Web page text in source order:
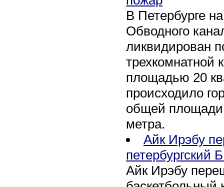
В Петербурге
Обводного
ликвидирован
трехкомнатной
площадью 20
происходило
общей площади
метра.
Айк Ирэбу
петербургский
Айк Ирэбу